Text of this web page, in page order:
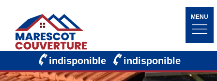
MENU
indisponible indisponible